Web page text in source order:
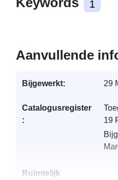
1
Aanvullende
Bijgewerkt: 29
Catalogusregister
:
19
Ruimtelijk